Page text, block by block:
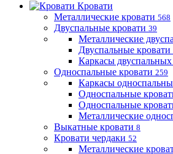
Кровати
Металлические кровати 568
Двуспальные кровати 39
Металлические
Двуспальные
Каркасы двуспальных
Односпальные кровати 259
Каркасы
Односпальные
Односпальные
Металлические
Выкатные кровати 8
Кровати чердаки 52
Металлические